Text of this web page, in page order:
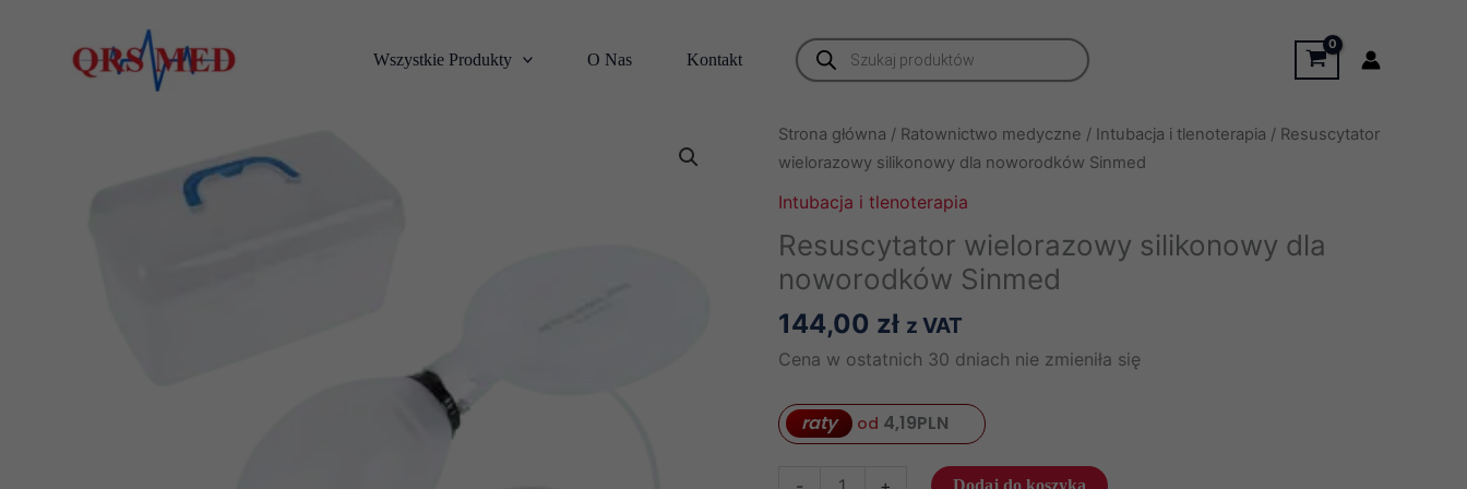
Wszystkie Produkty O Nas Kontakt
Wyszukiwarka
produktów
Strona główna / Ratownictwo medyczne / Intubacja i tlenoterapia / Resuscytator
wielorazowy silikonowy dla noworodków Sinmed
Intubacja i tlenoterapia
Resuscytator wielorazowy silikonowy dla
noworodków Sinmed
144,00 zł z VAT
Cena w ostatnich 30 dniach nie zmieniła się
raty od 4,19PLN
Dodaj do koszyka